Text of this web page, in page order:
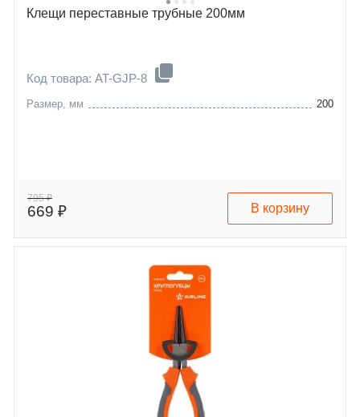
Клещи переставные трубные 200мм
Код товара: AT-GJP-8
Размер, мм 200
795 ₽
669 ₽ В корзину